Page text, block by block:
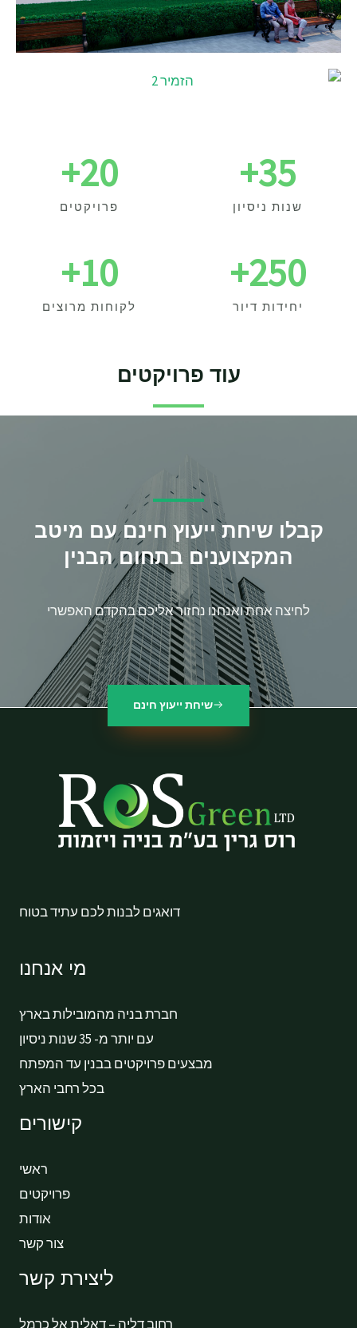
שנות ניסיון
35
+
פרויקטים
20
+
יחידות דיור
250
+
לקוחות מרוצים
10
+
עוד פרויקטים
קבלו שיחת ייעוץ חינם עם מיטב
המקצוענים בתחום הבנין
לחיצה אחת ואנחנו נחזור אליכם בהקדם האפשרי
שיחת ייעוץ חינם
דואגים לבנות לכם עתיד בטוח
מי אנחנו
חברת בניה מהמובילות בארץ
עם יותר מ- 35 שנות ניסיון
מבצעים פרויקטים בבנין עד המפתח
בכל רחבי הארץ
קישורים
ראשי
פרויקטים
אודות
צור קשר
ליצירת קשר
רחוב דליה – דאלית אל כרמל